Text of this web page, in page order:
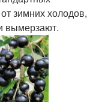
зимних холодов,
вымерзают.